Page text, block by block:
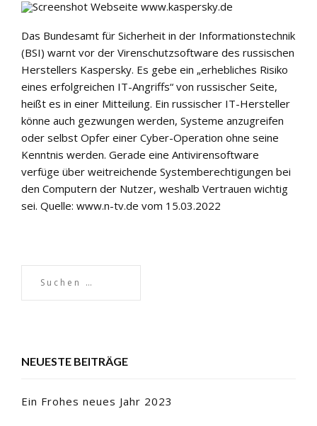
Das Bundesamt für Sicherheit in der Informationstechnik
(BSI) warnt vor der Virenschutzsoftware des russischen
Herstellers Kaspersky. Es gebe ein „erhebliches Risiko
eines erfolgreichen IT-Angriffs“ von russischer Seite,
heißt es in einer Mitteilung. Ein russischer IT-Hersteller
könne auch gezwungen werden, Systeme anzugreifen
oder selbst Opfer einer Cyber-Operation ohne seine
Kenntnis werden. Gerade eine Antivirensoftware
verfüge über weitreichende Systemberechtigungen bei
den Computern der Nutzer, weshalb Vertrauen wichtig
sei. Quelle: www.n-tv.de vom 15.03.2022
NEUESTE BEITRÄGE
Ein Frohes neues Jahr 2023